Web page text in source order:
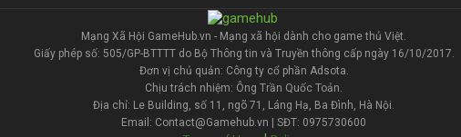
Mạng Xã Hội GameHub.vn - Mạng xã hội dành cho game thủ Việt.
Giấy phép số: 505/GP-BTTTT do Bộ Thông tin và Truyền thông cấp ngày 16/10/2017.
Đơn vị chủ quản: Công ty cổ phần Adsota.
Chịu trách nhiệm: Ông Trần Quốc Toản.
Địa chỉ: Le Building, số 11, ngõ 71, Láng Hạ, Ba Đình, Hà Nội.
Email: Contact@Gamehub.vn | SĐT: 0975730600